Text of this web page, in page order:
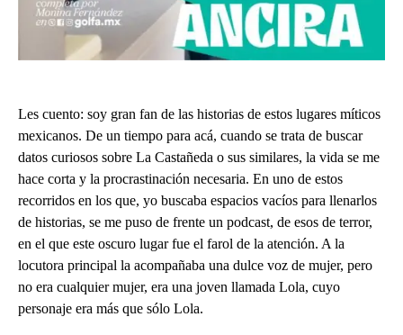
Les cuento: soy gran fan de las historias de estos lugares míticos
mexicanos. De un tiempo para acá, cuando se trata de buscar
datos curiosos sobre La Castañeda o sus similares, la vida se me
hace corta y la procrastinación necesaria. En uno de estos
recorridos en los que, yo buscaba espacios vacíos para llenarlos
de historias, se me puso de frente un podcast, de esos de terror,
en el que este oscuro lugar fue el farol de la atención. A la
locutora principal la acompañaba una dulce voz de mujer, pero
no era cualquier mujer, era una joven llamada Lola, cuyo
personaje era más que sólo Lola.